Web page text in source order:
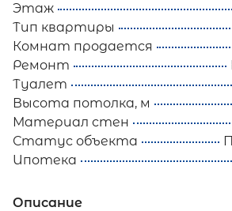
Этаж
Тип квартиры
Комнат продается
Ремонт
Туалет
Высота потолка, м
Материал стен
Статус объекта
Ипотека
Описание